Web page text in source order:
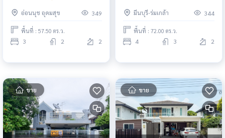
Onnuch / 3 Bedrooms (FOR
SALE) AA602
อ่อนนุช อุดมสุข 349
พื้นที่ : 57.50 ตร.ว.
3 2 2
164 / 4 Bedrooms (FOR SALE)
AA610
มีนบุรี-ร่มเกล้า 344
พื้นที่ : 72.00 ตร.ว.
4 3 2
ขาย ขาย